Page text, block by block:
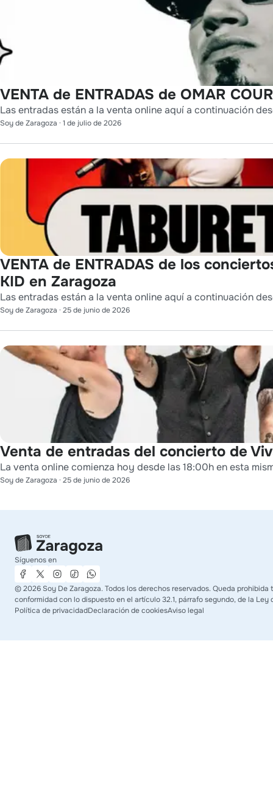
VENTA de ENTRADAS de OMAR
Las entradas están a la venta online aquí a continuación
Soy de Zaragoza · 1 de julio de 2026
VENTA de ENTRADAS de los
KID en Zaragoza
Las entradas están a la venta online aquí a continuación
Soy de Zaragoza · 25 de junio de 2026
Venta de entradas del concierto de
La venta online comienza hoy desde las 18:00h en esta
Soy de Zaragoza · 25 de junio de 2026
Síguenos en
©2026 Soy De Zaragoza. Todos los derechos reservados. Queda
conformidad con lo dispuesto en el artículo 32.1, párrafo segundo, de la Ley
Política de privacidadDeclaración de cookiesAviso legal